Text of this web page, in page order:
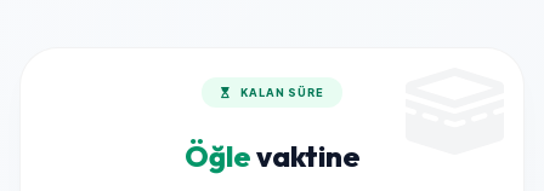
KALAN SÜRE
Öğlevaktine